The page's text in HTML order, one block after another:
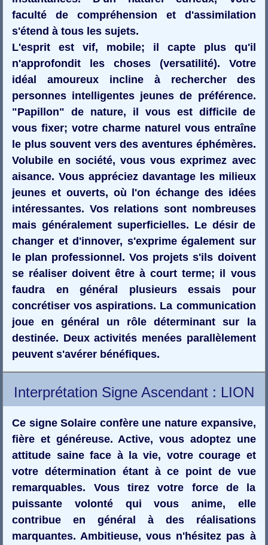
faculté de compréhension et d'assimilation
s'étend à tous les sujets.
L'esprit est vif, mobile; il capte plus qu'il
n'approfondit les choses (versatilité). Votre
idéal amoureux incline à rechercher des
personnes intelligentes jeunes de préférence.
"Papillon" de nature, il vous est difficile de
vous fixer; votre charme naturel vous entraîne
le plus souvent vers des aventures éphémères.
Volubile en société, vous vous exprimez avec
aisance. Vous appréciez davantage les milieux
jeunes et ouverts, où l'on échange des idées
intéressantes. Vos relations sont nombreuses
mais généralement superficielles. Le désir de
changer et d'innover, s'exprime également sur
le plan professionnel. Vos projets s'ils doivent
se réaliser doivent être à court terme; il vous
faudra en général plusieurs essais pour
concrétiser vos aspirations. La communication
joue en général un rôle déterminant sur la
destinée. Deux activités menées parallèlement
peuvent s'avérer bénéfiques.
Interprétation Signe Ascendant : LION
Ce signe Solaire confère une nature expansive,
fière et généreuse. Active, vous adoptez une
attitude saine face à la vie, votre courage et
votre détermination étant à ce point de vue
remarquables. Vous tirez votre force de la
puissante volonté qui vous anime, elle
contribue en général à des réalisations
marquantes. Ambitieuse, vous n'hésitez pas à